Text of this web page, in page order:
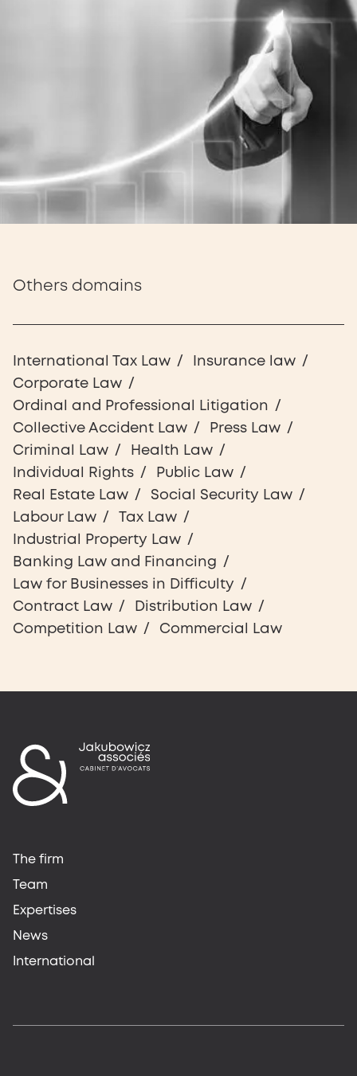
Others domains
International Tax Law
Insurance law
Corporate Law
Ordinal and Professional Litigation
Collective Accident Law
Press Law
Criminal Law
Health Law
Individual Rights
Public Law
Real Estate Law
Social Security Law
Labour Law
Tax Law
Industrial Property Law
Banking Law and Financing
Law for Businesses in Difficulty
Contract Law
Distribution Law
Competition Law
Commercial Law
The firm
Team
Expertises
News
International